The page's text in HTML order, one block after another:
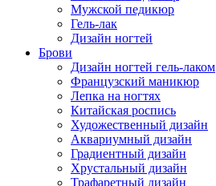
Мужской педикюр
Гель-лак
Дизайн ногтей
Брови
Дизайн ногтей гель-лаком
Французский маникюр
Лепка на ногтях
Китайская роспись
Художественный дизайн
Аквариумный дизайн
Градиентный дизайн
Хрустальный дизайн
Трафаретный дизайн